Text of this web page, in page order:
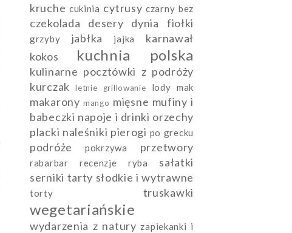
kruche cukinia cytrusy czarny bez
czekolada desery dynia fiołki
grzyby jabłka jajka
karnawał
kokos
kuchnia polska
kulinarne pocztówki z podróży
kurczak
letnie grillowanie lody mak
makarony mango mięsne mufiny i
babeczki napoje i drinki orzechy
placki naleśniki pierogi po grecku
podróże pokrzywa przetwory
rabarbar recenzje ryba
sałatki
serniki tarty słodkie i wytrawne
torty truskawki
wegetariańskie
wydarzenia z natury zapiekanki i